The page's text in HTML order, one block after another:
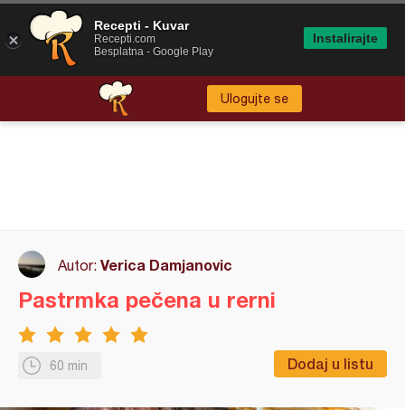
Ulogujte se
Autor: Verica Damjanovic
60 min Dodaj u listu
Pastrmka pečena u rerni
Recepti - Kuvar
Recepti.com
Besplatna - Google Play
Instalirajte